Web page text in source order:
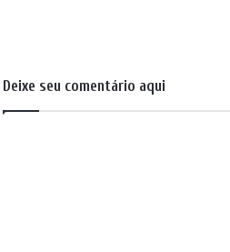
Deixe seu comentário aqui